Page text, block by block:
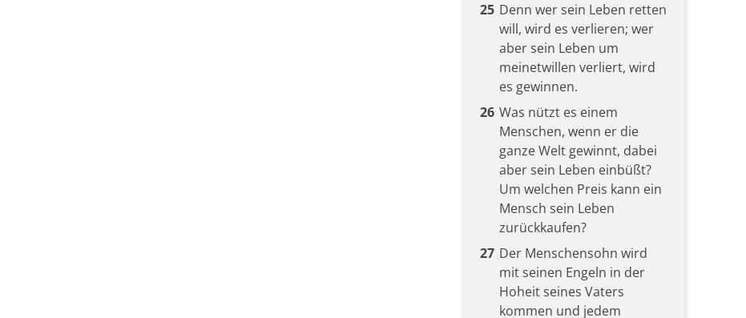
25 Denn wer sein Leben retten
will, wird es verlieren; wer
aber sein Leben um
meinetwillen verliert, wird
es gewinnen.
26 Was nützt es einem
Menschen, wenn er die
ganze Welt gewinnt, dabei
aber sein Leben einbüßt?
Um welchen Preis kann ein
Mensch sein Leben
zurückkaufen?
27 Der Menschensohn wird
mit seinen Engeln in der
Hoheit seines Vaters
kommen und jedem